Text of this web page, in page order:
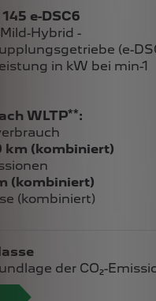
e-DSC6
Hybrid -
(e-
in kW bei min-1
WLTP**:
km (kombiniert)
(kombiniert)
(kombiniert)
der CO₂-